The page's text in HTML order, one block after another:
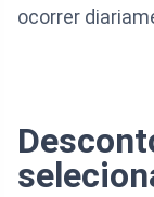
ocorrer